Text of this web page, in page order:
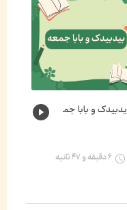
یدبیدک و بابا جمعه🐛🌈
۶ دقیقه و ۴۷ ثانیه